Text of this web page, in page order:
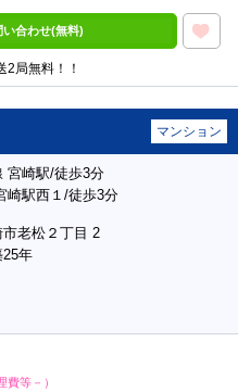
い合わせ(無料)
2局無料！！
マンション
宮崎駅/徒歩3分
崎駅西１/徒歩3分
老松２丁目 2
年
費等－）